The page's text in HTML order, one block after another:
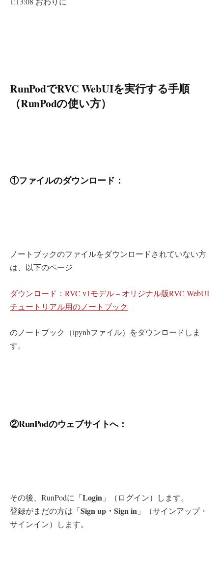
RunPodでRVC WebUIを実行する手順
（RunPodの使い方）
①ファイルのダウンロード：
ノートブックのファイルをダウンロードされていない方
は、以下のページ
ダウンロード：RVC v1モデル – オリジナル版RVC WebUI
チュートリアル用のノートブック
のノートブック（ipynbファイル）をダウンロードしま
す。
②RunPodのウェブサイトへ：
その後、RunPodに「Login 」（ログイン）します。
登録がまだの方は「Sign up・Sign in 」（サインアップ・
サインイン）します。